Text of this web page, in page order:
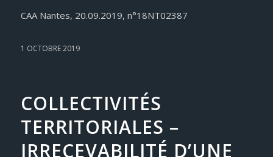
CAA Nantes, 20.09.2019, n°18NT02387
1 OCTOBRE 2019
COLLECTIVITÉS
TERRITORIALES –
IRRECEVABILITÉ D’UNE